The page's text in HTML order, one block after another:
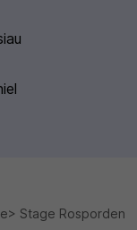
Stage Rosporden